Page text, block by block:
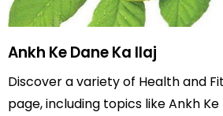
Ankh Ke Dane Ka Ilaj
Discover a variety of Health and
page, including topics like Ankh Ke